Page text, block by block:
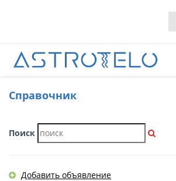
Cправочник
Поиск
Добавить объявление